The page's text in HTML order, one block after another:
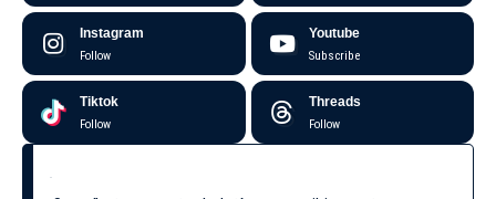
Instagram
Follow
Youtube
Subscribe
Tiktok
Follow
Threads
Follow